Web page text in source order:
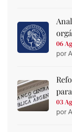
06
por
03
por